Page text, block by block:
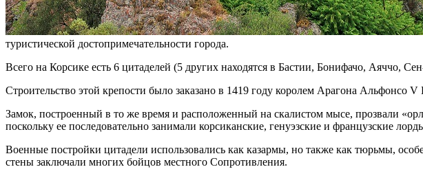
туристической достопримечательности города.
Всего на Корсике есть 6 цитаделей (5 других находятся в Бастии, Бонифачо, Аяччо,
Строительство этой крепости было заказано в 1419 году королем Арагона Альфонсо
Замок, построенный в то же время и расположенный на скалистом мысе, прозвали
поскольку ее последовательно занимали корсиканские, генуэзские и французские
Военные постройки цитадели использовались как казармы, но также как тюрьмы,
стены заключали многих бойцов местного Сопротивления.